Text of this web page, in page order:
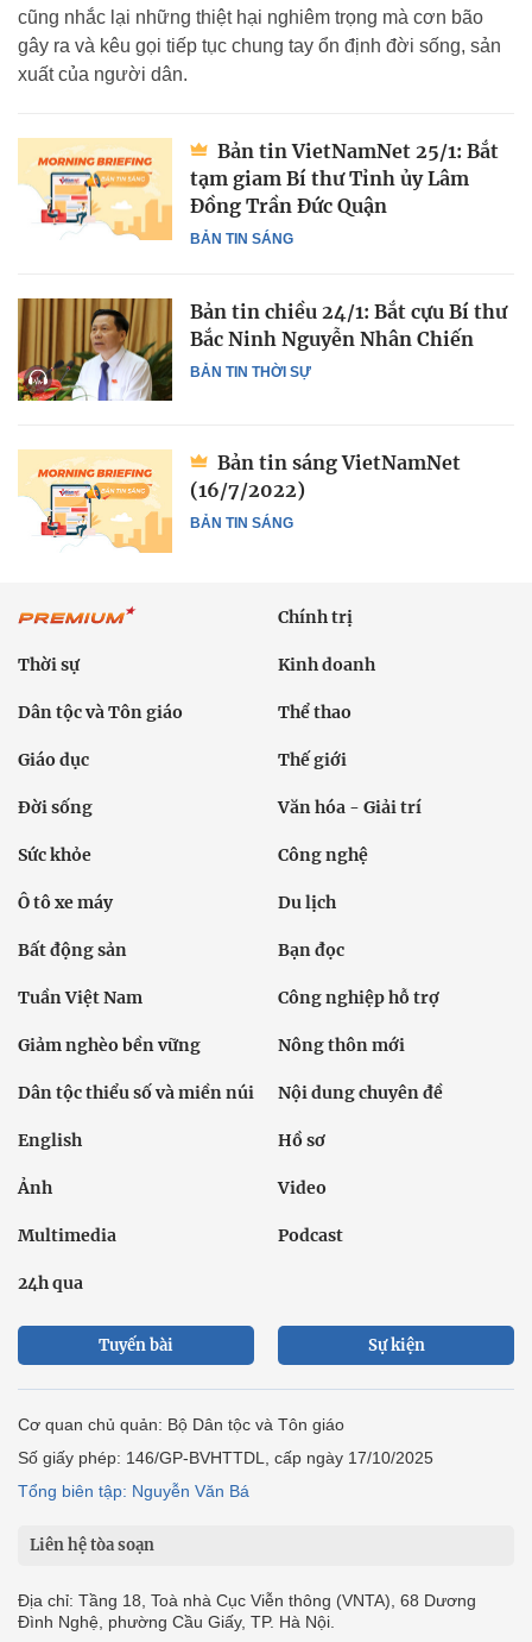
cũng nhắc lại những thiệt hại nghiêm trọng mà cơn bão
gây ra và kêu gọi tiếp tục chung tay ổn định đời sống, sản
xuất của người dân.
BẢN TIN SÁNG
Bản tin VietNamNet 25/1: Bắt
tạm giam Bí thư Tỉnh ủy Lâm
Đồng Trần Đức Quận
BẢN TIN THỜI SỰ
Bản tin chiều 24/1: Bắt cựu Bí thư
Bắc Ninh Nguyễn Nhân Chiến
BẢN TIN SÁNG
Bản tin sáng VietNamNet
(16/7/2022)
Chính trị
Thời sự Kinh doanh
Dân tộc và Tôn giáo Thể thao
Giáo dục Thế giới
Đời sống Văn hóa - Giải trí
Sức khỏe Công nghệ
Ô tô xe máy Du lịch
Bất động sản Bạn đọc
Tuần Việt Nam Công nghiệp hỗ trợ
Giảm nghèo bền vững Nông thôn mới
Dân tộc thiểu số và miền núi Nội dung chuyên đề
English Hồ sơ
Ảnh Video
Multimedia Podcast
24h qua
Tuyến bài Sự kiện
Cơ quan chủ quản: Bộ Dân tộc và Tôn giáo
Số giấy phép: 146/GP-BVHTTDL, cấp ngày 17/10/2025
Tổng biên tập: Nguyễn Văn Bá
Liên hệ tòa soạn
Địa chỉ: Tầng 18, Toà nhà Cục Viễn thông (VNTA), 68 Dương
Đình Nghệ, phường Cầu Giấy, TP. Hà Nội.